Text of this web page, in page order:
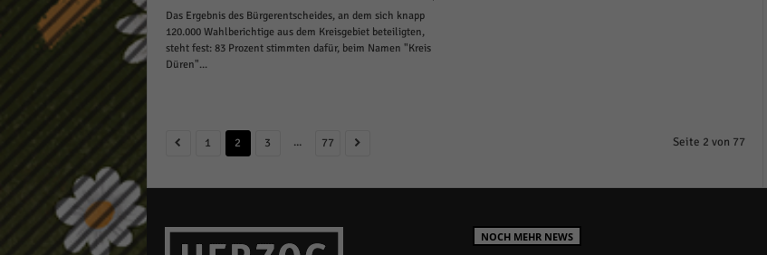
Das Ergebnis des Bürgerentscheides, an dem sich knapp
120.000 Wahlberichtige aus dem Kreisgebiet beteiligten,
steht fest: 83 Prozent stimmten dafür, beim Namen "Kreis
Düren"...
1 2 3 ... 77 Seite 2 von 77
NOCH MEHR NEWS